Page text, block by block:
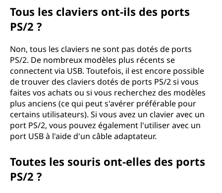
Tous les claviers ont-ils des ports
PS/2 ?
Non, tous les claviers ne sont pas dotés de ports
PS/2. De nombreux modèles plus récents se
connectent via USB. Toutefois, il est encore possible
de trouver des claviers dotés de ports PS/2 si vous
faites vos achats ou si vous recherchez des modèles
plus anciens (ce qui peut s'avérer préférable pour
certains utilisateurs). Si vous avez un clavier avec un
port PS/2, vous pouvez également l'utiliser avec un
port USB à l'aide d'un câble adaptateur.
Toutes les souris ont-elles des ports
PS/2 ?